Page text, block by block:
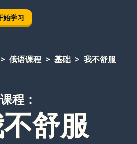
始学习
俄语课程 基础 我不舒服
程：
舒服